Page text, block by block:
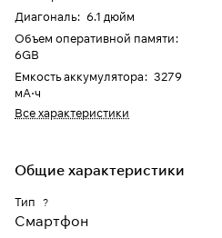
Диагональ: 6.1 дюйм
Объем оперативной памяти:
6GB
Емкость аккумулятора: 3279
мА⋅ч
Все характеристики
Общие характеристики
Тип ?
Смартфон